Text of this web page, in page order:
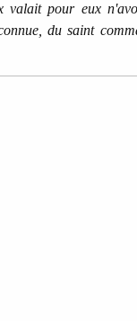
valait pour eux
du saint